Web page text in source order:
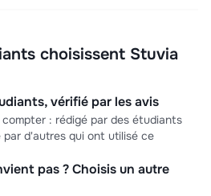
choisissent Stuvia
vérifié par les avis
: rédigé par des étudiants
d'autres qui ont utilisé ce
pas ? Choisis un autre